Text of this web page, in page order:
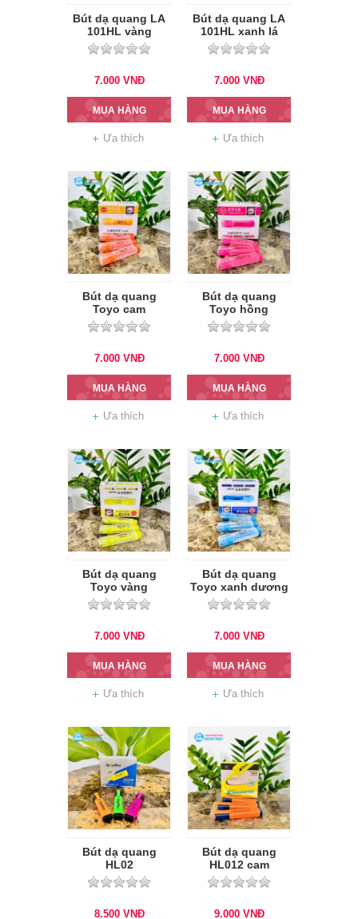
Bút dạ quang LA
101HL vàng
7.000 VNĐ
MUA HÀNG
Ưa thích
Bút dạ quang LA
101HL xanh lá
7.000 VNĐ
MUA HÀNG
Ưa thích
Bút dạ quang
Toyo cam
7.000 VNĐ
MUA HÀNG
Ưa thích
Bút dạ quang
Toyo hồng
7.000 VNĐ
MUA HÀNG
Ưa thích
Bút dạ quang
Toyo vàng
7.000 VNĐ
MUA HÀNG
Ưa thích
Bút dạ quang
Toyo xanh dương
7.000 VNĐ
MUA HÀNG
Ưa thích
Bút dạ quang
HL02
8.500 VNĐ
Bút dạ quang
HL012 cam
9.000 VNĐ